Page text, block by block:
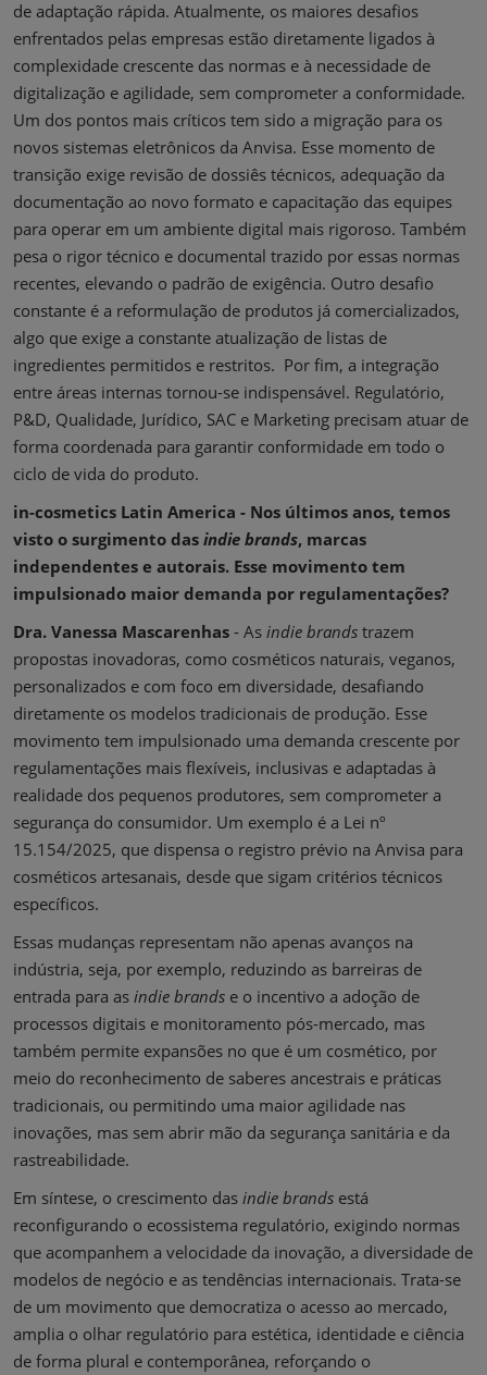
de adaptação rápida. Atualmente, os maiores desafios
enfrentados pelas empresas estão diretamente ligados à
complexidade crescente das normas e à necessidade de
digitalização e agilidade, sem comprometer a conformidade.
Um dos pontos mais críticos tem sido a migração para os
novos sistemas eletrônicos da Anvisa. Esse momento de
transição exige revisão de dossiês técnicos, adequação da
documentação ao novo formato e capacitação das equipes
para operar em um ambiente digital mais rigoroso. Também
pesa o rigor técnico e documental trazido por essas normas
recentes, elevando o padrão de exigência. Outro desafio
constante é a reformulação de produtos já comercializados,
algo que exige a constante atualização de listas de
ingredientes permitidos e restritos. Por fim, a integração
entre áreas internas tornou-se indispensável. Regulatório,
P&D, Qualidade, Jurídico, SAC e Marketing precisam atuar de
forma coordenada para garantir conformidade em todo o
ciclo de vida do produto.
in-cosmetics Latin America - Nos últimos anos, temos
visto o surgimento das indie brands, marcas
independentes e autorais. Esse movimento tem
impulsionado maior demanda por regulamentações?
Dra. Vanessa Mascarenhas - As indie brands trazem
propostas inovadoras, como cosméticos naturais, veganos,
personalizados e com foco em diversidade, desafiando
diretamente os modelos tradicionais de produção. Esse
movimento tem impulsionado uma demanda crescente por
regulamentações mais flexíveis, inclusivas e adaptadas à
realidade dos pequenos produtores, sem comprometer a
segurança do consumidor. Um exemplo é a Lei nº
15.154/2025, que dispensa o registro prévio na Anvisa para
cosméticos artesanais, desde que sigam critérios técnicos
específicos.
Essas mudanças representam não apenas avanços na
indústria, seja, por exemplo, reduzindo as barreiras de
entrada para as indie brands e o incentivo a adoção de
processos digitais e monitoramento pós-mercado, mas
também permite expansões no que é um cosmético, por
meio do reconhecimento de saberes ancestrais e práticas
tradicionais, ou permitindo uma maior agilidade nas
inovações, mas sem abrir mão da segurança sanitária e da
rastreabilidade.
Em síntese, o crescimento das indie brands está
reconfigurando o ecossistema regulatório, exigindo normas
que acompanhem a velocidade da inovação, a diversidade de
modelos de negócio e as tendências internacionais. Trata-se
de um movimento que democratiza o acesso ao mercado,
amplia o olhar regulatório para estética, identidade e ciência
de forma plural e contemporânea, reforçando o